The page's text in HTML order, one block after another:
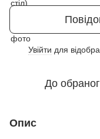
Увійти для
До
Опис